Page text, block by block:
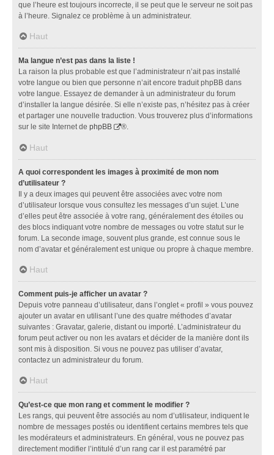
que l’heure est toujours incorrecte, il se peut que le serveur ne soit pas
à l’heure. Signalez ce problème à un administrateur.
Haut
Ma langue n’est pas dans la liste !
La raison la plus probable est que l’administrateur n’ait pas installé
votre langue ou bien que personne n’ait encore traduit phpBB dans
votre langue. Essayez de demander à un administrateur du forum
d’installer la langue désirée. Si elle n’existe pas, n’hésitez pas à créer
et partager une nouvelle traduction. Vous trouverez plus d’informations
sur le site Internet de phpBB ®.
Haut
A quoi correspondent les images à proximité de mon nom
d’utilisateur ?
Il y a deux images qui peuvent être associées avec votre nom
d’utilisateur lorsque vous consultez les messages d’un sujet. L’une
d’elles peut être associée à votre rang, généralement des étoiles ou
des blocs indiquant votre nombre de messages ou votre statut sur le
forum. La seconde image, souvent plus grande, est connue sous le
nom d’avatar et généralement est unique ou propre à chaque membre.
Haut
Comment puis-je afficher un avatar ?
Depuis votre panneau d’utilisateur, dans l’onglet « profil » vous pouvez
ajouter un avatar en utilisant l’une des quatre méthodes d’avatar
suivantes : Gravatar, galerie, distant ou importé. L’administrateur du
forum peut activer ou non les avatars et décider de la manière dont ils
sont mis à disposition. Si vous ne pouvez pas utiliser d’avatar,
contactez un administrateur du forum.
Haut
Qu’est-ce que mon rang et comment le modifier ?
Les rangs, qui peuvent être associés au nom d’utilisateur, indiquent le
nombre de messages postés ou identifient certains membres tels que
les modérateurs et administrateurs. En général, vous ne pouvez pas
directement modifier l’intitulé d’un rang car il est paramétré par